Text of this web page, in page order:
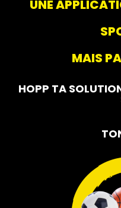
UNE
MAIS
HOPP TA